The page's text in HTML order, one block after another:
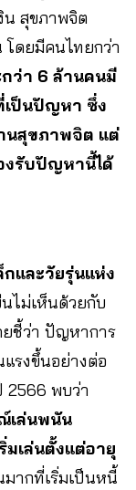
น สุขภาพจิต
โดยมีคนไทยกว่า
กว่า 6 ล้านคนมี
เป็นปัญหา ซึ่ง
นสุขภาพจิต แต่
งรับปัญหานี้ได้
และวัยรุ่นแห่ง
ไม่เห็นด้วยกับ
ชี้ว่า ปัญหาการ
รงขึ้นอย่างต่อ
2566 พบว่า
เล่นพนัน
มเล่นตั้งแต่อายุ
ากที่เริ่มเป็นหนี้